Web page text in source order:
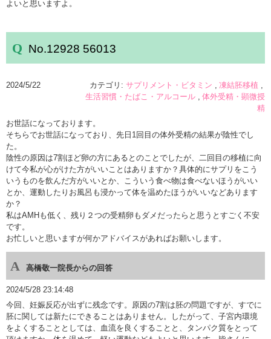
よいと思いますよ。
No.12928 56013
カテゴリ: サプリメント・ビタミン
凍結胚移植
生活習慣・たばこ・アルコール
体外受精・顕微授
精
2024/5/22
お世話になっております。
そちらでお世話になっており、先日1回目の体外受精の結果が陰性でし
た。
陰性の原因は7割ほど卵の方にあるとのことでしたが、二回目の移植に向
けて今私が心がけた方がいいことはありますか？具体的にサプリをこう
いうものを飲んだ方がいいとか、こういう食べ物は食べないほうがいい
とか、運動したりお風呂も浸かって体を温めたほうがいいなどあります
か？
私はAMHも低く、残り２つの受精卵もダメだったらと思うとすごく不安
です。
お忙しいと思いますが何かアドバイスがあればお願いします。
高橋敬一院長からの回答
2024/5/28 23:14:48
今回、妊娠反応が出ずに残念です。原因の7割は胚の問題ですが、すでに
胚に関しては新たにできることはありません。したがって、子宮内環境
をよくすることとしては、血流を良くすることと、タンパク質をとって